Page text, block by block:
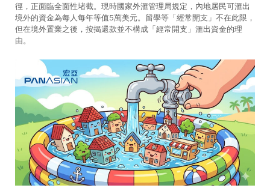
徑，正面臨全面性堵截。現時國家外滙管理局規定，內地居民可滙出
境外的資金為每人每年等值5萬美元。留學等「經常開支」不在此限，
但在境外置業之後，按揭還款並不構成「經常開支」滙出資金的理
由。